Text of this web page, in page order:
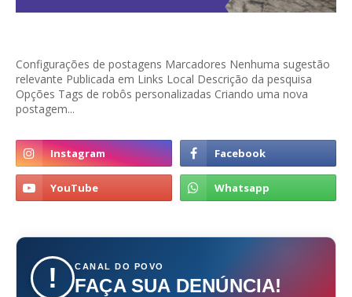
Configurações de postagens Marcadores Nenhuma sugestão
relevante Publicada em Links Local Descrição da pesquisa
Opções Tags de robôs personalizadas Criando uma nova
postagem...
! CANAL DO POVO
FAÇA SUA DENÚNCIA!